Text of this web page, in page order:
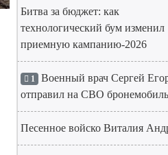
Битва за бюджет: как
технологический бум изменил
приемную кампанию-2026
1 Военный врач Сергей
отправил на СВО бронемобиль
Песенное войско Виталия